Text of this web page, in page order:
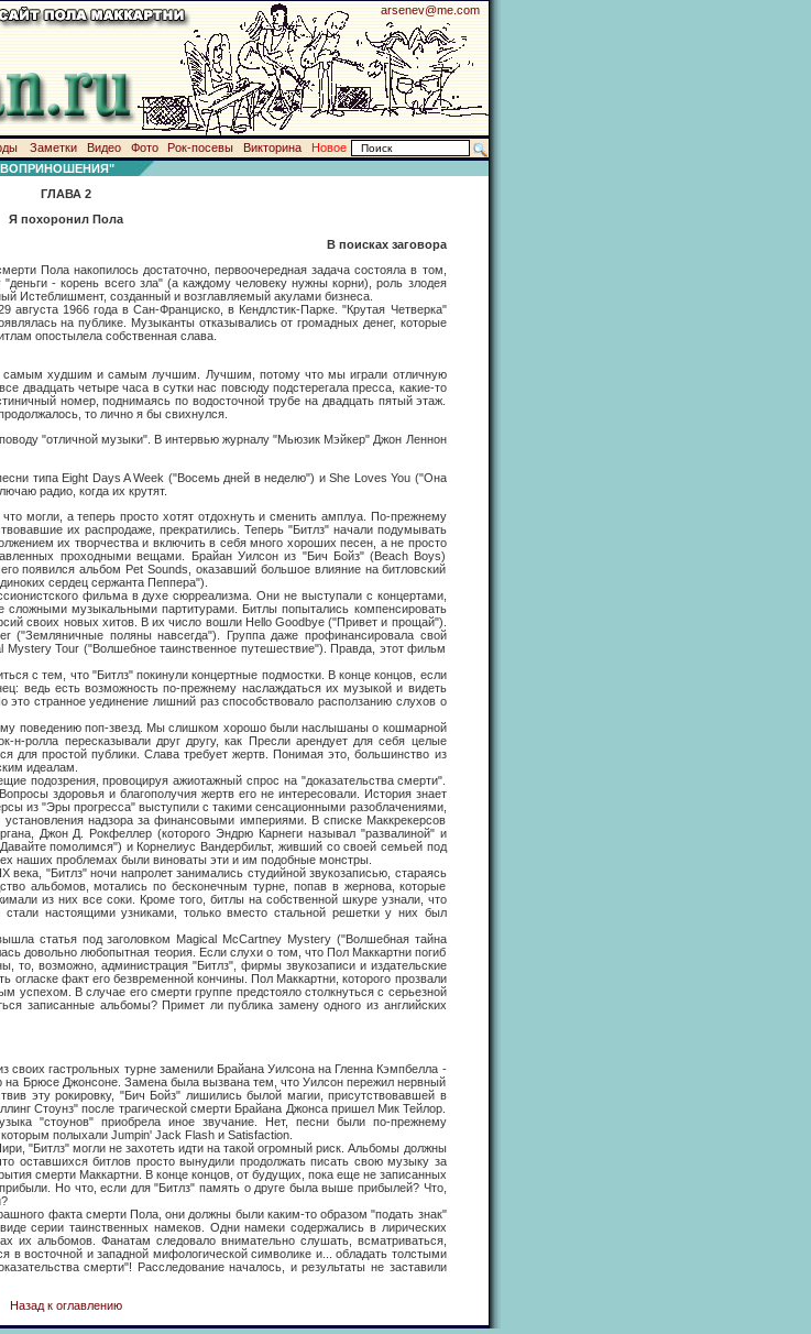
arsenev@me.com
Заметки Видео Фото Рок-посевы Викторина
Новое
ГЛАВА 2
Я похоронил Пола
В поисках заговора
Пола накопилось достаточно, первоочередная задача состояла в том,
- корень всего зла" (а каждому человеку нужны корни), роль злодея
Истеблишмент, созданный и возглавляемый акулами бизнеса.
1966 года в Сан-Франциско, в Кендлстик-Парке. "Крутая Четверка"
на публике. Музыканты отказывались от громадных денег, которые
опостылела собственная слава.
самым худшим и самым лучшим. Лучшим, потому что мы играли отличную
двадцать четыре часа в сутки нас повсюду подстерегала пресса, какие-то
номер, поднимаясь по водосточной трубе на двадцать пятый этаж.
то лично я бы свихнулся.
"отличной музыки". В интервью журналу "Мьюзик Мэйкер" Джон Леннон
типа Eight Days A Week ("Восемь дней в неделю") и She Loves You ("Она
радио, когда их крутят.
а теперь просто хотят отдохнуть и сменить амплуа. По-прежнему
их распродаже, прекратились. Теперь "Битлз" начали подумывать
их творчества и включить в себя много хороших песен, а не просто
проходными вещами. Брайан Уилсон из "Бич Бойз" (Beach Boys)
появился альбом Pet Sounds, оказавший большое влияние на битловский
сердец сержанта Пеппера").
фильма в духе сюрреализма. Они не выступали с концертами,
сложными музыкальными партитурами. Битлы попытались компенсировать
своих новых хитов. В их число вошли Hello Goodbye ("Привет и прощай").
("Земляничные поляны навсегда"). Группа даже профинансировала свой
Mystery Tour ("Волшебное таинственное путешествие"). Правда, этот фильм
с тем, что "Битлз" покинули концертные подмостки. В конце концов, если
ведь есть возможность по-прежнему наслаждаться их музыкой и видеть
странное уединение лишний раз способствовало расползанию слухов о
поп-звезд. Мы слишком хорошо были наслышаны о кошмарной
ролла пересказывали друг другу, как Пресли арендует для себя целые
для простой публики. Слава требует жертв. Понимая это, большинство из
идеалам.
провоцируя ажиотажный спрос на "доказательства смерти".
здоровья и благополучия жертв его не интересовали. История знает
из "Эры прогресса" выступили с такими сенсационными разоблачениями,
надзора за финансовыми империями. В списке Маккрекерсов
Джон Д. Рокфеллер (которого Эндрю Карнеги называл "развалиной" и
помолимся") и Корнелиус Вандербильт, живший со своей семьей под
наших проблемах были виноваты эти и им подобные монстры.
"Битлз" ночи напролет занимались студийной звукозаписью, стараясь
альбомов, мотались по бесконечным турне, попав в жернова, которые
из них все соки. Кроме того, битлы на собственной шкуре узнали, что
настоящими узниками, только вместо стальной решетки у них был
под заголовком Magical McCartney Mystery ("Волшебная тайна
довольно любопытная теория. Если слухи о том, что Пол Маккартни погиб
то, возможно, администрация "Битлз", фирмы звукозаписи и издательские
огласке факт его безвременной кончины. Пол Маккартни, которого прозвали
успехом. В случае его смерти группе предстояло столкнуться с серьезной
записанные альбомы? Примет ли публика замену одного из английских
гастрольных турне заменили Брайана Уилсона на Гленна Кэмпбелла -
на Брюсе Джонсоне. Замена была вызвана тем, что Уилсон пережил нервный
эту рокировку, "Бич Бойз" лишились былой магии, присутствовавшей в
Стоунз" после трагической смерти Брайана Джонса пришел Мик Тейлор.
"стоунов" приобрела иное звучание. Нет, песни были по-прежнему
полыхали Jumpin' Jack Flash и Satisfaction.
могли не захотеть идти на такой огромный риск. Альбомы должны
оставшихся битлов просто вынудили продолжать писать свою музыку за
смерти Маккартни. В конце концов, от будущих, пока еще не записанных
Но что, если для "Битлз" память о друге была выше прибылей? Что,
факта смерти Пола, они должны были каким-то образом "подать знак"
серии таинственных намеков. Одни намеки содержались в лирических
их альбомов. Фанатам следовало внимательно слушать, всматриваться,
в восточной и западной мифологической символике и... обладать толстыми
смерти"! Расследование началось, и результаты не заставили
Назад к оглавлению